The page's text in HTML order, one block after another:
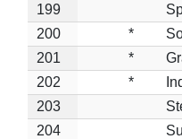
199
200
*
201
*
202
*
203
204